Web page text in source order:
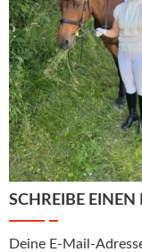
SCHREIBE
Deine E-Mail-